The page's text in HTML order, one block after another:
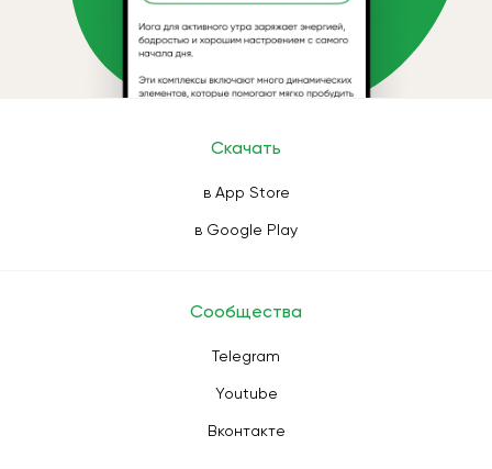
Скачать
в App Store
в Google Play
Сообщества
Telegram
Youtube
Вконтакте